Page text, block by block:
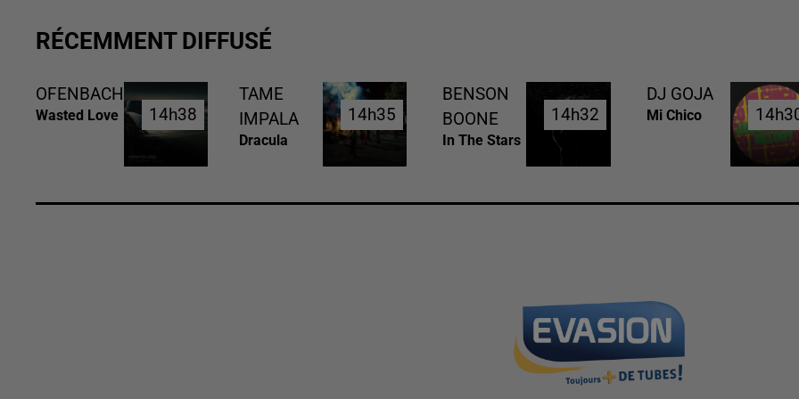
RÉCEMMENT DIFFUSÉ
OFENBACH
Wasted Love 14h38
14h38
TAME
IMPALA
Dracula
14h35
14h35
BENSON
BOONE
In The Stars
14h32
14h32
DJ GOJA
Mi Chico